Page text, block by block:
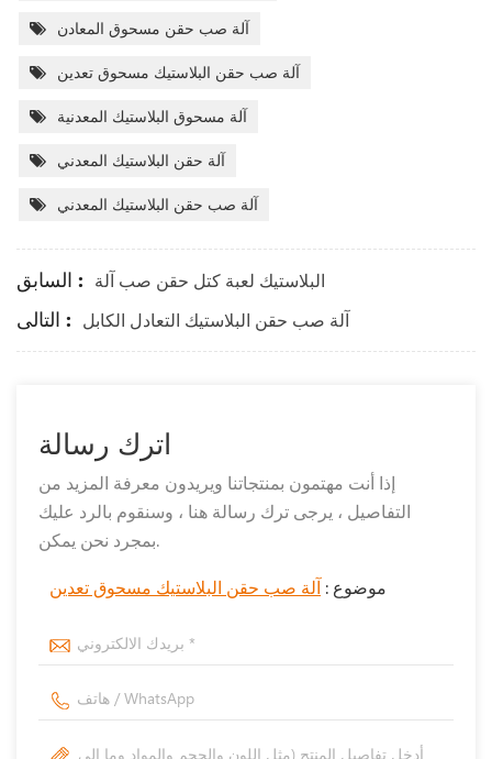
آلة صب حقن مسحوق المعادن
آلة صب حقن البلاستيك مسحوق تعدين
آلة مسحوق البلاستيك المعدنية
آلة حقن البلاستيك المعدني
آلة صب حقن البلاستيك المعدني
السابق : البلاستيك لعبة كتل حقن صب آلة
التالى : آلة صب حقن البلاستيك التعادل الكابل
اترك رسالة
إذا أنت مهتمون بمنتجاتنا ويريدون معرفة المزيد من
التفاصيل ، يرجى ترك رسالة هنا ، وسنقوم بالرد عليك
بمجرد نحن يمكن.
موضوع : آلة صب حقن البلاستيك مسحوق تعدين